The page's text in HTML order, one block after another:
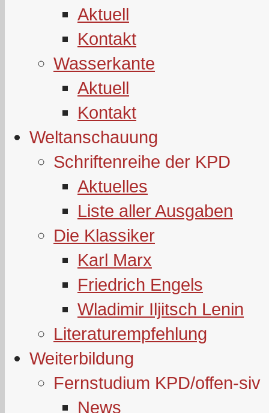
Aktuell
Kontakt
Wasserkante
Aktuell
Kontakt
Weltanschauung
Schriftenreihe der KPD
Aktuelles
Liste aller Ausgaben
Die Klassiker
Karl Marx
Friedrich Engels
Wladimir Iljitsch Lenin
Literaturempfehlung
Weiterbildung
Fernstudium KPD/offen-siv
News